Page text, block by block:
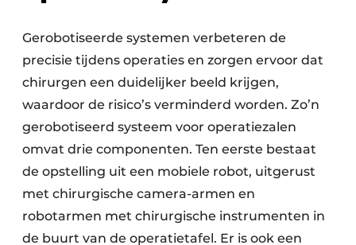
Gerobotiseerde systemen verbeteren de
precisie tijdens operaties en zorgen ervoor dat
chirurgen een duidelijker beeld krijgen,
waardoor de risico’s verminderd worden. Zo’n
gerobotiseerd systeem voor operatiezalen
omvat drie componenten. Ten eerste bestaat
de opstelling uit een mobiele robot, uitgerust
met chirurgische camera-armen en
robotarmen met chirurgische instrumenten in
de buurt van de operatietafel. Er is ook een